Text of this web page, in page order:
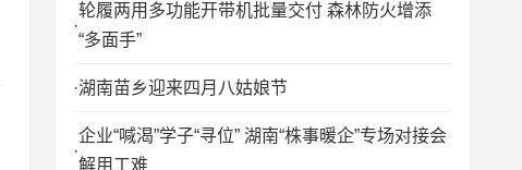
轮履两用多功能开带机批量交付 森林防火增添
“多面手”
湖南苗乡迎来四月八姑娘节
企业“喊渴”学子“寻位” 湖南“株事暖企”专场对接会
解用工难